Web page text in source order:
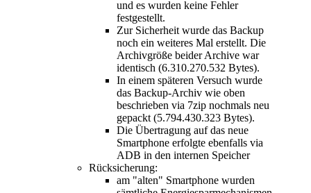
und es wurden keine Fehler
festgestellt.
Zur Sicherheit wurde das Backup
noch ein weiteres Mal erstellt. Die
Archivgröße beider Archive war
identisch (6.310.270.532 Bytes).
In einem späteren Versuch wurde
das Backup-Archiv wie oben
beschrieben via 7zip nochmals neu
gepackt (5.794.430.323 Bytes).
Die Übertragung auf das neue
Smartphone erfolgte ebenfalls via
ADB in den internen Speicher
Rücksicherung:
am "alten" Smartphone wurden